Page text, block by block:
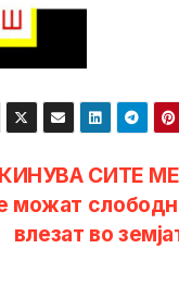
СИТЕ
можат
влезат во